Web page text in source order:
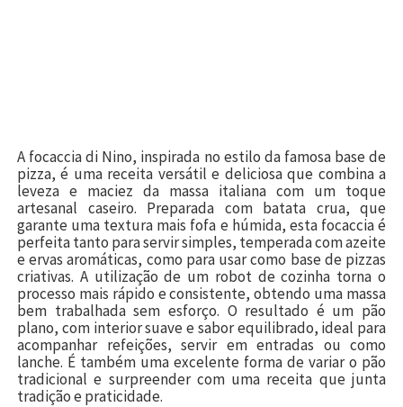
A focaccia di Nino, inspirada no estilo da famosa base de
pizza, é uma receita versátil e deliciosa que combina a
leveza e maciez da massa italiana com um toque
artesanal caseiro. Preparada com batata crua, que
garante uma textura mais fofa e húmida, esta focaccia é
perfeita tanto para servir simples, temperada com azeite
e ervas aromáticas, como para usar como base de pizzas
criativas. A utilização de um robot de cozinha torna o
processo mais rápido e consistente, obtendo uma massa
bem trabalhada sem esforço. O resultado é um pão
plano, com interior suave e sabor equilibrado, ideal para
acompanhar refeições, servir em entradas ou como
lanche. É também uma excelente forma de variar o pão
tradicional e surpreender com uma receita que junta
tradição e praticidade.